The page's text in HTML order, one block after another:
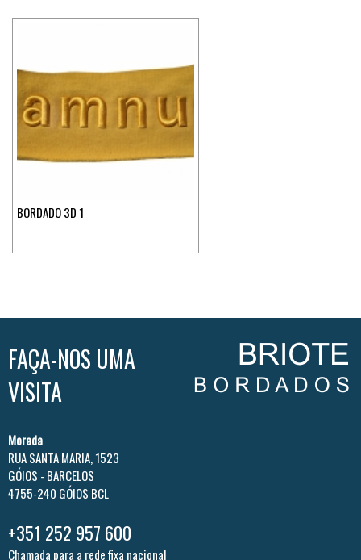
BORDADO 3D 1
FAÇA-NOS UMA
VISITA
Morada
RUA SANTA MARIA, 1523
GÓIOS - BARCELOS
4755-240 GÓIOS BCL
+351 252 957 600
Chamada para a rede fixa nacional